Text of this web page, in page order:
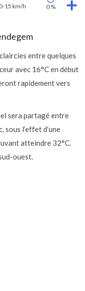
15 km/h 0 %
entre quelques
avec 16°C en début
rapidement vers
sera partagé entre
l’effet d’une
atteindre 32°C.
ouest.